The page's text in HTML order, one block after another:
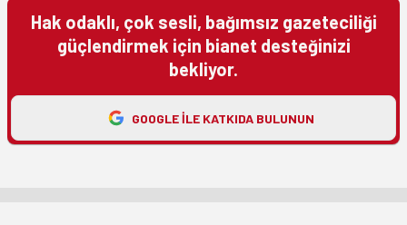
Hak odaklı, çok sesli, bağımsız gazeteciliği
güçlendirmek için bianet desteğinizi
bekliyor.
GOOGLE ILE KATKIDA BULUNUN